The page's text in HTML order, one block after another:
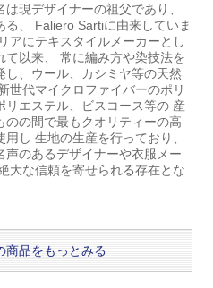
は現デザイナーの祖父であり、
る、 Faliero Sartiに由来していま
アにテキスタイルメーカーとし
て以来、 常に編み方や染技法を
し、ウール、カシミヤ等の天然
世代マイクロファイバーのポリ
リエステル、ビスコース等の 産
のの間で最もクオリティーの高
用し 生地の生産を行っており、
声のあるデザイナーや衣服メー
大な信頼を寄せられる存在とな
商品をもっとみる